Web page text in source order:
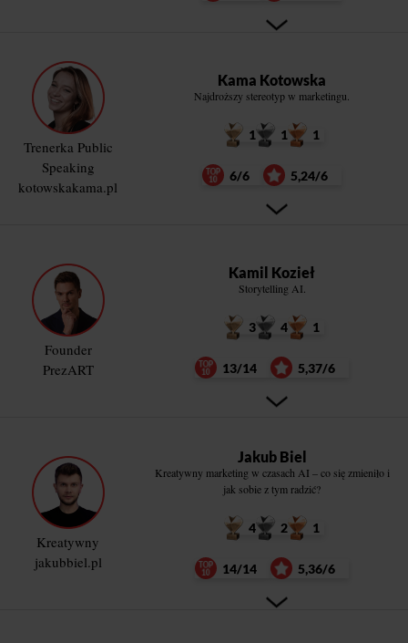
Trenerka Public
Speaking
kotowskakama.pl
Kama Kotowska
Najdroższy stereotyp w marketingu.
1 1 1
6/6 5,24/6
Founder
PrezART
Kamil Kozieł
Storytelling AI.
3 4 1
13/14 5,37/6
Kreatywny
jakubbiel.pl
Jakub Biel
Kreatywny marketing w czasach AI – co się zmieniło i
jak sobie z tym radzić?
4 2 1
14/14 5,36/6